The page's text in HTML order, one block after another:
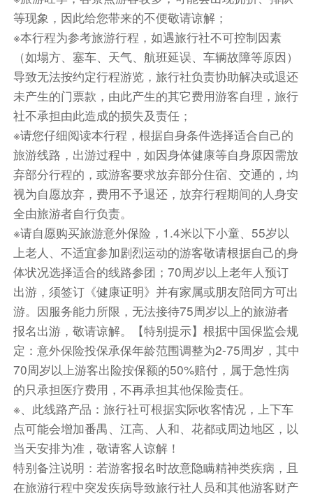
来；阴天则骇浪惊涛，裂礁喷雪，云奔海黑……欣
赏完美丽的环岛路。
午餐后前往【鱼排体验】乘坐过渡渔船，穿梭于当
渔民海田之间，零距离接触东山海域之沧桑与时代
进步，乘船前往鱼排体验:海钓、拉蟹笼捉螃蟹，
如有捕获海货(必有收获哦)，海上鱼排钓，每人分
发一套钓具，进行自由海钓活动。基地配有小活
动，游客可鱼排参观喂食，抓篮子鱼鱼苗，鱼排蟹
笼!海钓活动过程中，俱乐部提供泡茶，生蚝，小
蟹，地瓜小点心!
后前往5000米【金銮湾海滨】（游览约1小时），
踏足《流浪地球》一般的宽广平沙滩，踩水蔚蓝海
洋，呼吸清新海风，真正的度假感受；享受日光
浴，感受蓝天、白云、沙滩、浪花，倘佯在美丽的
金銮湾畔，让清爽的海风吹拂您可爱的脸庞，踏
浪、听涛…，令您心旷神怡…。
后前往酒店办理入住，晚餐自理，结束当日行程！
餐饮
早餐：已含
中餐：已含
晚餐：敬请自理
等现象，因此给您带来的不便敬请谅解；
※本行程为参考旅游行程，如遇旅行社不可控制因素
（如塌方、塞车、天气、航班延误、车辆故障等原因）
导致无法按约定行程游览，旅行社负责协助解决或退还
未产生的门票款，由此产生的其它费用游客自理，旅行
社不承担由此造成的损失及责任；
※请您仔细阅读本行程，根据自身条件选择适合自己的
旅游线路，出游过程中，如因身体健康等自身原因需放
弃部分行程的，或游客要求放弃部分住宿、交通的，均
视为自愿放弃，费用不予退还，放弃行程期间的人身安
全由旅游者自行负责。
※请自愿购买旅游意外保险，1.4米以下小童、55岁以
上老人、不适宜参加剧烈运动的游客敬请根据自己的身
体状况选择适合的线路参团；70周岁以上老年人预订
出游，须签订《健康证明》并有家属或朋友陪同方可出
游。因服务能力所限，无法接待75周岁以上的旅游者
报名出游，敬请谅解。【特别提示】根据中国保监会规
定：意外保险投保承保年龄范围调整为2-75周岁，其中
70周岁以上游客出险按保额的50%赔付，属于急性病
的只承担医疗费用，不再承担其他保险责任。
※、此线路产品：旅行社可根据实际收客情况，上下车
点可能会增加番禺、江高、人和、花都或周边地区，以
当天安排为准，敬请客人谅解！
特别备注说明：若游客报名时故意隐瞒精神类疾病，且
在旅游行程中突发疾病导致旅行社人员和其他游客财产